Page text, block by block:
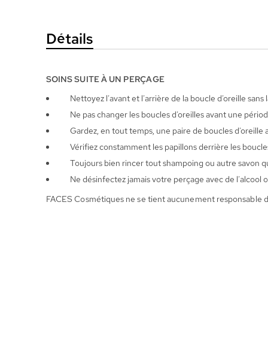
d’imagesDétails
SOINS SUITE À UN PERÇAGE
Nettoyez l’avant et l’arrière de la boucle d’oreille
Ne pas changer les boucles d’oreilles avant une
Gardez, en tout temps, une paire de boucles
Vérifiez constamment les papillons derrière les
Toujours bien rincer tout shampoing ou autre savon
Ne désinfectez jamais votre perçage avec de l’alcool
FACES Cosmétiques ne se tient aucunement